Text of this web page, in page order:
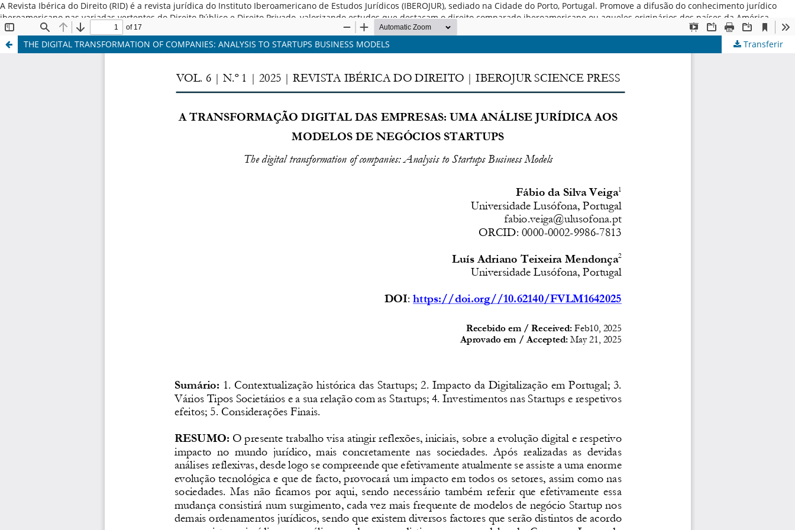
A Revista Ibérica do Direito (RID) é a revista jurídica do Instituto Iberoamericano de Estudos Jurídicos (IBEROJUR), sediado na Cidade do Porto, Portugal. Promove a difusão do conhecimento jurídico
iberoamericano nas variadas vertentes do Direito Público e Direito Privado, valorizando estudos que destacam o direito comparado iberoamericano ou aqueles originários dos países da América
Latina, Espanha e Portugal. ISSN: 2184-7487
THE DIGITAL TRANSFORMATION OF COMPANIES: ANALYSIS TO STARTUPS BUSINESS MODELS
Transferir